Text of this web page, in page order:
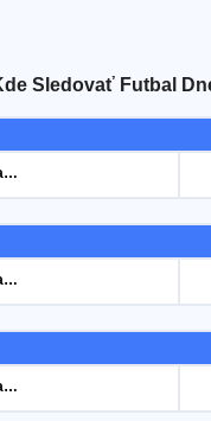
Sledovať Futbal
Iceland Premier League
Iceland Premier League
Iceland Premier League